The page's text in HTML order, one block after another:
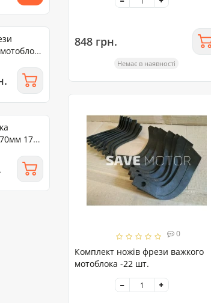
R195
170F
848 грн.
Немає в наявності
0
Комплект ножів фрези важкого
мотоблока -22 шт.